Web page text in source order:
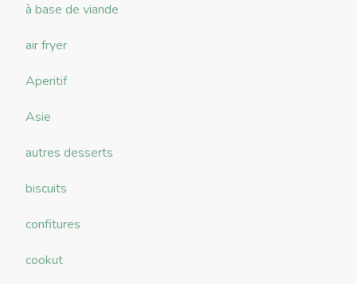
à base de viande
air fryer
Aperitif
Asie
autres desserts
biscuits
confitures
cookut